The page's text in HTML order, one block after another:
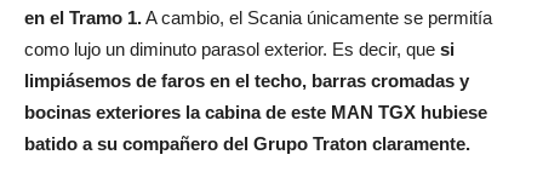
en el Tramo 1.A cambio, el Scania únicamente se permitía
como lujo un diminuto parasol exterior. Es decir, que si
limpiásemos de faros en el techo, barras cromadas y
bocinas exteriores la cabina de este MAN TGX hubiese
batido a su compañero del Grupo Traton claramente.